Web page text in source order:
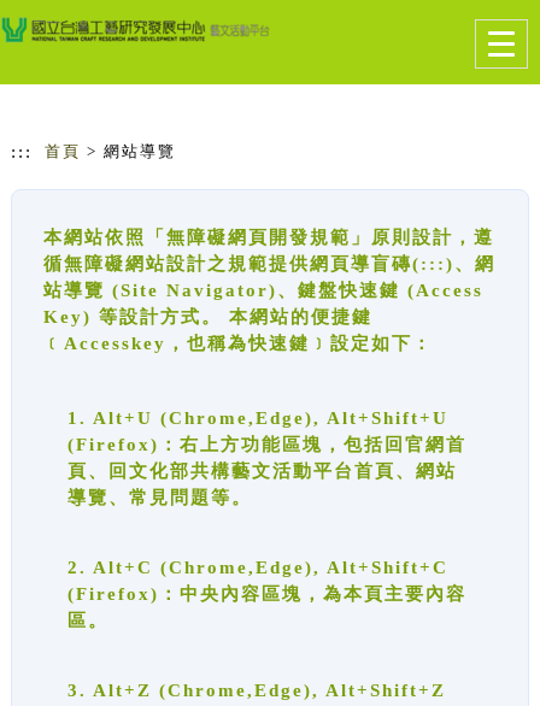
跳到主要內容
網站導覽
::: 首頁 > 網站導覽
本網站依照「無障礙網頁開發規範」原則設計，遵
循無障礙網站設計之規範提供網頁導盲磚(:::)、網
站導覽 (Site Navigator)、鍵盤快速鍵 (Access
Key) 等設計方式。 本網站的便捷鍵
﹝Accesskey，也稱為快速鍵﹞設定如下：
1. Alt+U (Chrome,Edge), Alt+Shift+U
(Firefox)：右上方功能區塊，包括回官網首
頁、回文化部共構藝文活動平台首頁、網站
導覽、常見問題等。
2. Alt+C (Chrome,Edge), Alt+Shift+C
(Firefox)：中央內容區塊，為本頁主要內容
區。
3. Alt+Z (Chrome,Edge), Alt+Shift+Z